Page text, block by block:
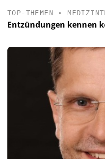
TOP-THEMEN •
Entzündungen kennen